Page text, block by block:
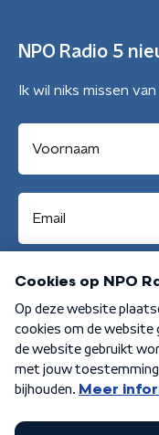
NPO Radio 5
Ik wil niks missen
Algemene